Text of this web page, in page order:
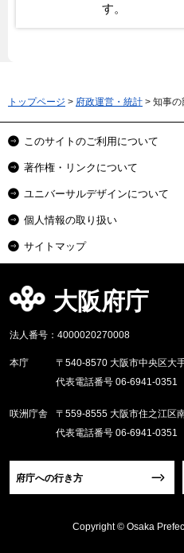
す。
トップページ > 府政運営・統計 > 知事の
このサイトのご利用について
著作権・リンクについて
ユニバーサルデザインについて
個人情報の取り扱い
サイトマップ
大阪府庁
法人番号：4000020270008
本庁
〒540-8570 大阪市中央区大
代表電話番号 06-6941-0351
咲洲庁舎
〒559-8555 大阪市住之江区
代表電話番号 06-6941-0351
府庁への行き方
Copyright © Osaka